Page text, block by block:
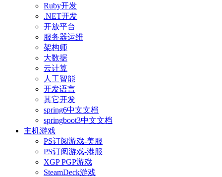
Ruby开发
.NET开发
开放平台
服务器运维
架构师
大数据
云计算
人工智能
开发语言
其它开发
spring6中文文档
springboot3中文文档
主机游戏
PS订阅游戏-美服
PS订阅游戏-港服
XGP PGP游戏
SteamDeck游戏